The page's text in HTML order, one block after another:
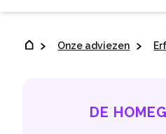
Onze adviezen
DE